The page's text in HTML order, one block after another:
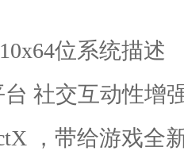
位系统描述
社交互动性增
，带给游戏全